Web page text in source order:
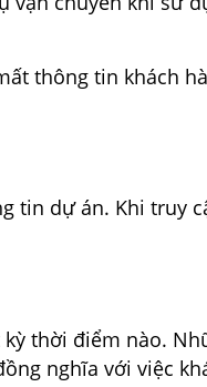
thông tin khách
tin dự án. Khi truy
thời điểm nào.
nghĩa với việc